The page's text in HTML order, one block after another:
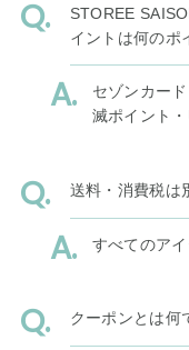
STOREE
イントは何のポ
セゾンカー
滅ポイント
送料・消費税は
すべてのア
クーポンとは何